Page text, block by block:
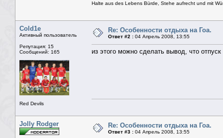
Halte aus des Lebens Bürde, Stehe aufrecht und mit
Cold1e
Активный пользователь
Репутация: 15
Сообщений: 165
Red Devils
Re: Особенности отдыха на Гоа.
Ответ #2 : 04 Апрель 2008, 13:55
из этого можно сделать вывод, что
Jolly Rodger Re: Особенности отдыха на Гоа.
Ответ #3 : 04 Апрель 2008, 13:55